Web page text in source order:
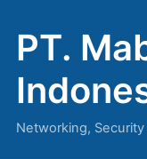
PT.
Networking,